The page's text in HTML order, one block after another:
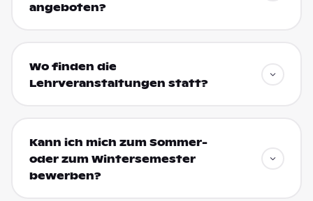
angeboten?
Wo finden die
Lehrveranstaltungen statt?
Kann ich mich zum Sommer-
oder zum Wintersemester
bewerben?